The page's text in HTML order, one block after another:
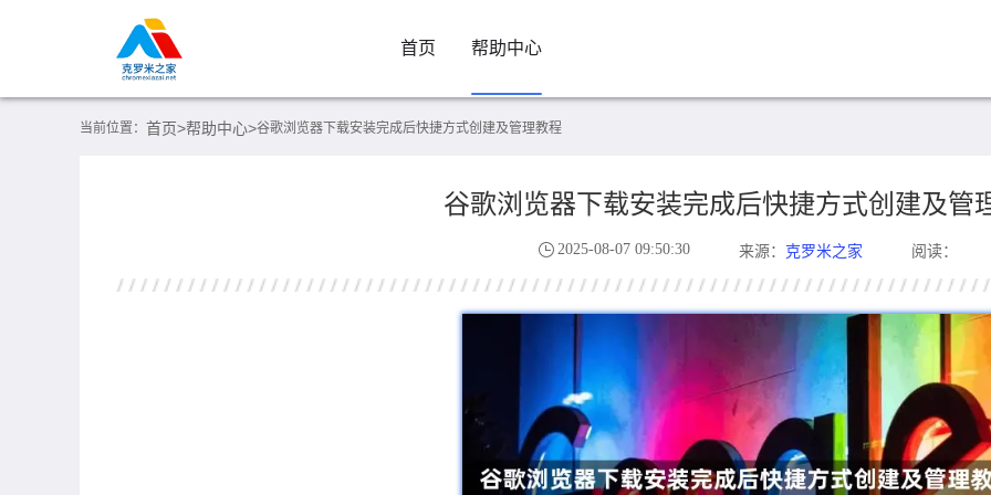
首页 帮助中心
当前位置： 首页>帮助中心>谷歌浏览器下载安装完成后快捷方式创建及管理教程
谷歌浏览器下载安装完成后快捷方式创建及管
2025-08-07 09:50:30 来源： 克罗米之家 阅读：